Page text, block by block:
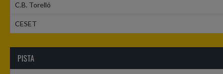
C.B. Torelló
CESET
PISTA